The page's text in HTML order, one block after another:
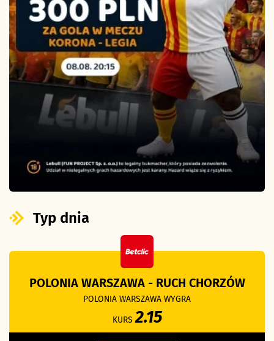
Typ dnia
POLONIA WARSZAWA - RUCH CHORZÓW
POLONIA WARSZAWA WYGRA
KURS2.15